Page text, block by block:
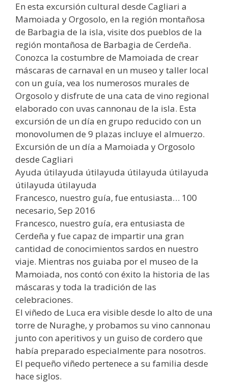
En esta excursión cultural desde Cagliari a
Mamoiada y Orgosolo, en la región montañosa
de Barbagia de la isla, visite dos pueblos de la
región montañosa de Barbagia de Cerdeña.
Conozca la costumbre de Mamoiada de crear
máscaras de carnaval en un museo y taller local
con un guía, vea los numerosos murales de
Orgosolo y disfrute de una cata de vino regional
elaborado con uvas cannonau de la isla. Esta
excursión de un día en grupo reducido con un
monovolumen de 9 plazas incluye el almuerzo.
Excursión de un día a Mamoiada y Orgosolo
desde Cagliari
Ayuda útilayuda útilayuda útilayuda útilayuda
útilayuda útilayuda
Francesco, nuestro guía, fue entusiasta… 100
necesario, Sep 2016
Francesco, nuestro guía, era entusiasta de
Cerdeña y fue capaz de impartir una gran
cantidad de conocimientos sardos en nuestro
viaje. Mientras nos guiaba por el museo de la
Mamoiada, nos contó con éxito la historia de las
máscaras y toda la tradición de las
celebraciones.
El viñedo de Luca era visible desde lo alto de una
torre de Nuraghe, y probamos su vino cannonau
junto con aperitivos y un guiso de cordero que
había preparado especialmente para nosotros.
El pequeño viñedo pertenece a su familia desde
hace siglos.